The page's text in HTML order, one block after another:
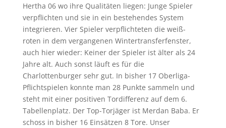
Hertha 06 wo ihre Qualitäten liegen: Junge Spieler
verpflichten und sie in ein bestehendes System
integrieren. Vier Spieler verpflichteten die weiß-
roten in dem vergangenen Wintertransferfenster,
auch hier wieder: Keiner der Spieler ist älter als 24
Jahre alt. Auch sonst läuft es für die
Charlottenburger sehr gut. In bisher 17 Oberliga-
Pflichtspielen konnte man 28 Punkte sammeln und
steht mit einer positiven Tordifferenz auf dem 6.
Tabellenplatz. Der Top-Torjäger ist Merdan Baba. Er
schoss in bisher 16 Einsätzen 8 Tore. Unser